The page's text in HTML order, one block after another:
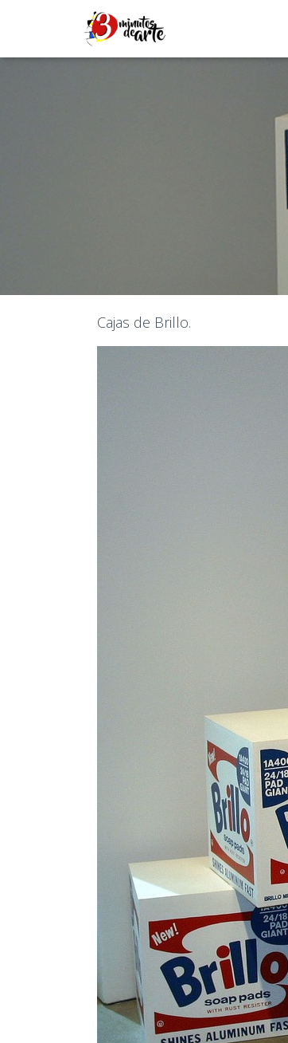
Cajas de Brillo.